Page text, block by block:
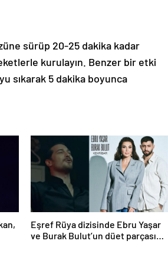
sürüp 20-25 dakika kadar
kurulayın. Benzer bir etki
sıkarak 5 dakika boyunca
Eşref Rüya dizisinde Ebru Yaşar
ve Burak Bulut’un düet parçası